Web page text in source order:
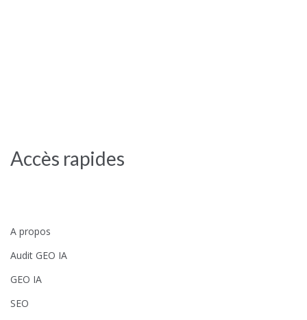
Accès rapides
A propos
Audit GEO IA
GEO IA
SEO